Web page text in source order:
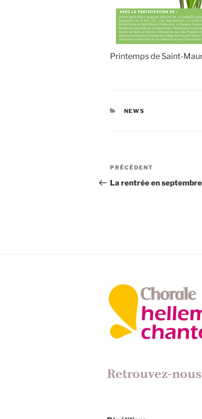
Printemps de Saint-
CATÉGORIES
NEWS
Navigation
de
Article
précédent
PRÉCÉDENT
La rentrée en
Retrouvez-nous